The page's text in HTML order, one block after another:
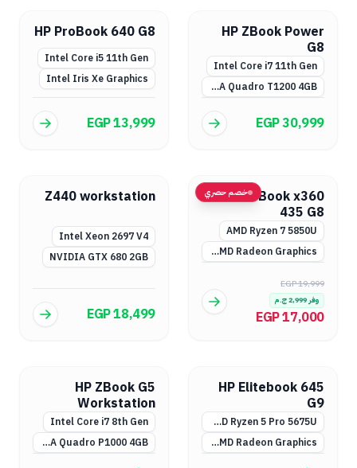
HP ZBook Power
G8
Intel Core i7 11th Gen
NVIDIA Quadro T1200 4GB
EGP 30,999
HP ProBook 640 G8
Intel Core i5 11th Gen
Intel Iris Xe Graphics
EGP 13,999
خصم حصري
HP ProBook x360
435 G8
AMD Ryzen 7 5850U
AMD Radeon Graphics مدمج
EGP 19,999
وفر2,999ج.م
EGP 17,000
Z440 workstation
Intel Xeon 2697 V4
NVIDIA GTX 680 2GB
EGP 18,499
HP Elitebook 645
G9
AMD Ryzen 5 Pro 5675U
AMD Radeon Graphics مدمج
HP ZBook G5
Workstation
Intel Core i7 8th Gen
NVIDIA Quadro P1000 4GB